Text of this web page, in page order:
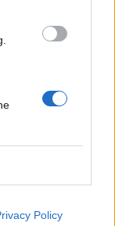
Policy
belüli